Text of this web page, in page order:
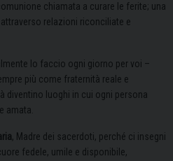
chiamata a curare le ferite; una
relazioni riconciliate e
lo faccio ogni giorno per voi –
più come fraternità reale e
diventino luoghi in cui ogni persona
amata.
, Madre dei sacerdoti, perché ci insegni
fedele, umile e disponibile,